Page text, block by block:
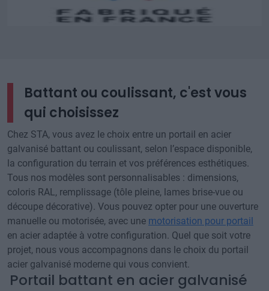
Battant ou coulissant, c'est vous
qui choisissez
Chez STA, vous avez le choix entre un portail en acier
galvanisé battant ou coulissant, selon l’espace disponible,
la configuration du terrain et vos préférences esthétiques.
Tous nos modèles sont personnalisables : dimensions,
coloris RAL, remplissage (tôle pleine, lames brise-vue ou
découpe décorative). Vous pouvez opter pour une ouverture
manuelle ou motorisée, avec une motorisation pour portail
en acier adaptée à votre configuration. Quel que soit votre
projet, nous vous accompagnons dans le choix du portail
acier galvanisé moderne qui vous convient.
Portail battant en acier galvanisé